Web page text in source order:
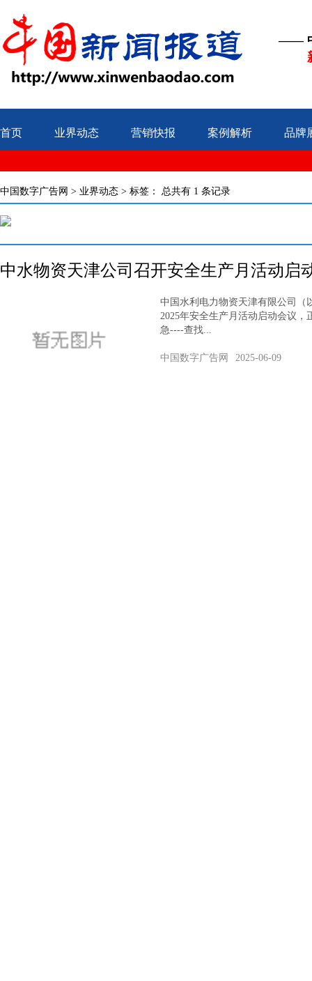
——
首页 业界动态 营销快报 案例解析 品牌
中国数字广告网 > 业界动态 > 标签： 总共有 1 条记录
中水物资天津公司召开安全生产月活动启
中国水利电力物资天津有限公司（
2025年安全生产月活动启动会议
急----查找...
中国数字广告网 2025-06-09